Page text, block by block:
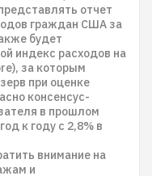
отчет
граждан США за
будет
индекс расходов на
за которым
при оценке
консенсус-
в прошлом
к году с 2,8% в
внимание на
и